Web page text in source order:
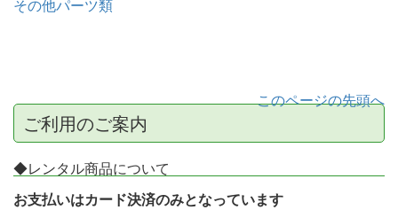
その他パーツ類
このページの先頭へ
ご利用のご案内
◆レンタル商品について
お支払いはカード決済のみとなっています